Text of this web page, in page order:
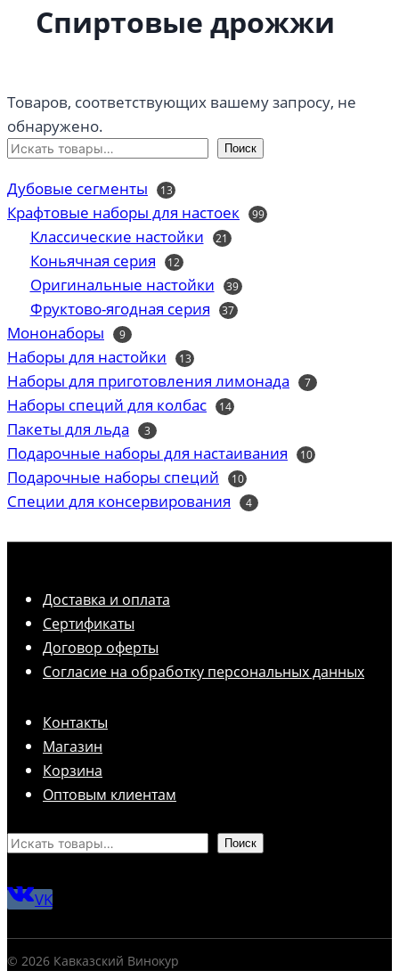
Спиртовые дрожжи
Товаров, соответствующих вашему запросу, не
обнаружено.
Поиск
Дубовые сегменты 1313
Крафтовые наборы для настоек 9999
Классические настойки 2121
Коньячная серия 1212
товаров
Оригинальные настойки 3939
Фруктово-ягодная серия 3737
Мононаборы 99
товаров
Наборы для настойки 1313
Наборы для приготовления лимонада 77
Наборы специй для колбас 1414
Пакеты для льда 3 3
Подарочные наборы для настаивания 1010
Подарочные наборы специй 1010
товаров
Специи для консервирования 44
Доставка и оплата
Сертификаты
Договор оферты
Согласие на обработку персональных данных
Контакты
Магазин
Корзина
Оптовым клиентам
Поиск
VK
© 2026 Кавказский Винокур